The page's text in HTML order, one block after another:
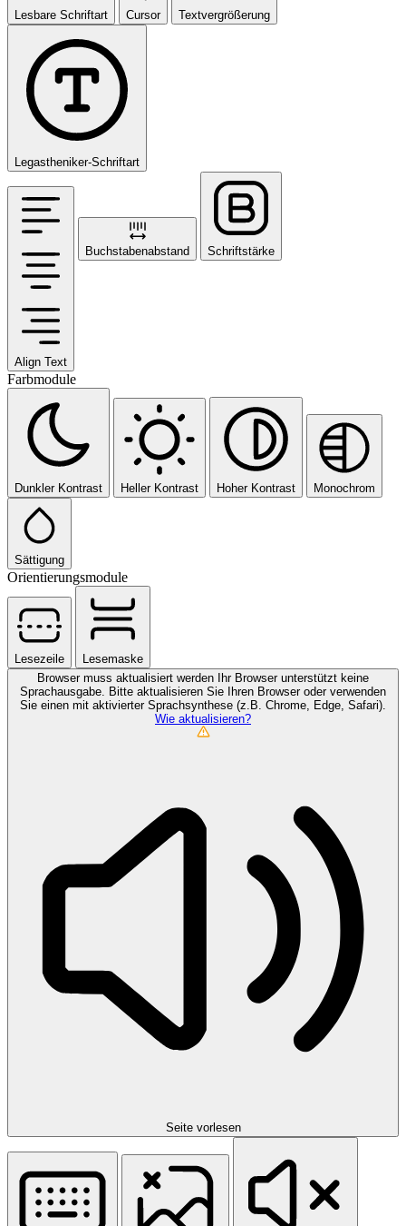
Lesbare Schriftart Cursor Textvergrößerung
Legastheniker-Schriftart
Align Text
Buchstabenabstand Schriftstärke
Farbmodule
Dunkler Kontrast Heller Kontrast Hoher Kontrast Monochrom
Sättigung
Orientierungsmodule
Lesezeile
Lesemaske
Browser muss aktualisiert werden
Ihr Browser unterstützt keine
Sprachausgabe. Bitte aktualisieren Sie Ihren Browser oder verwenden
Sie einen mit aktivierter Sprachsynthese (z.B. Chrome, Edge, Safari).
Wie aktualisieren?
Seite vorlesen